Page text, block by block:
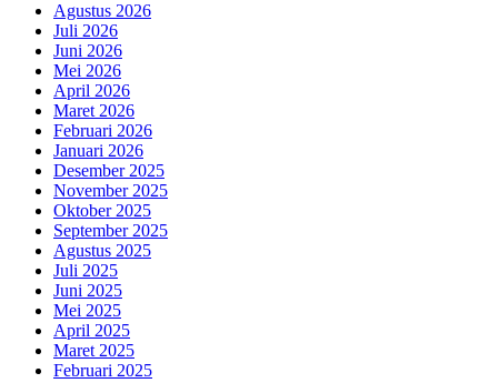
Agustus 2026
Juli 2026
Juni 2026
Mei 2026
April 2026
Maret 2026
Februari 2026
Januari 2026
Desember 2025
November 2025
Oktober 2025
September 2025
Agustus 2025
Juli 2025
Juni 2025
Mei 2025
April 2025
Maret 2025
Februari 2025